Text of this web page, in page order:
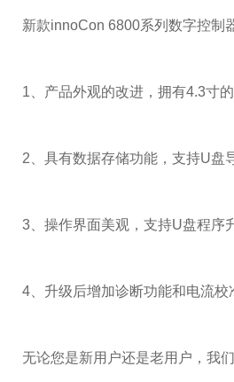
新款innoCon 6800系列数字控制器
1、产品外观的改进，拥有4.3寸的
2、具有数据存储功能，支持U盘
3、操作界面美观，支持U盘程序
4、升级后增加诊断功能和电流校
无论您是新用户还是老用户，我们